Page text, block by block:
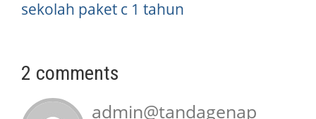
sekolah paket c 1 tahun
2 comments
admin@tandagenap